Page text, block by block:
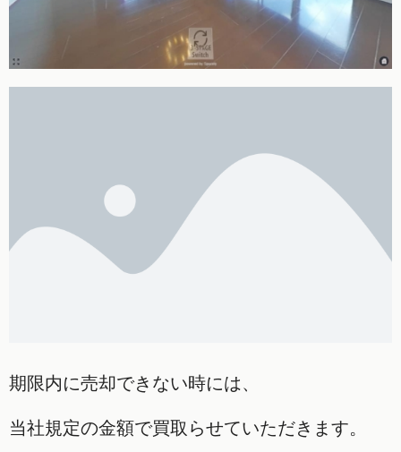
期限内に売却できない時には、
当社規定の金額で買取らせていただきます。